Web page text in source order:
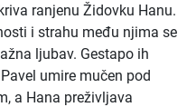
ranjenu Židovku Hanu.
i strahu među njima se
ljubav. Gestapo ih
umire mučen pod
a Hana preživljava